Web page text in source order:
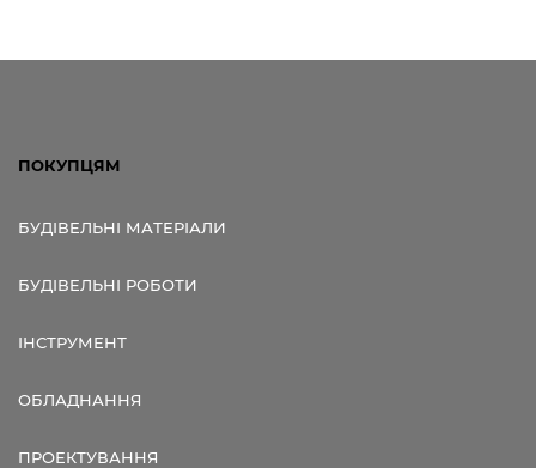
ПОКУПЦЯМ
БУДІВЕЛЬНІ МАТЕРІАЛИ
БУДІВЕЛЬНІ РОБОТИ
ІНСТРУМЕНТ
ОБЛАДНАННЯ
ПРОЕКТУВАННЯ